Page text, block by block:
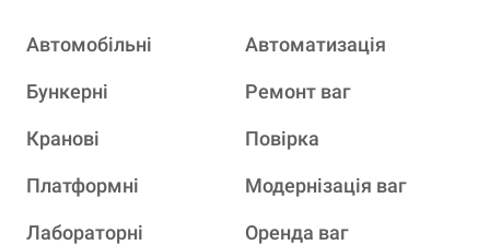
Автомобільні
Бункерні
Кранові
Платформні
Лабораторні
Автоматизація
Ремонт ваг
Повірка
Модернізація ваг
Оренда ваг